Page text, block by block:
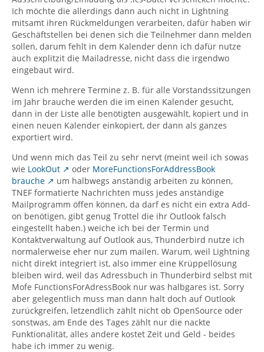
Ich möchte die allerdings dann auch nicht in Lightning
mitsamt ihren Rückmeldungen verarbeiten, dafür haben wir
Geschäftstellen bei denen sich die Teilnehmer dann melden
sollen, darum fehlt in dem Kalender denn ich dafür nutze
auch explitzit die Mailadresse, nicht dass die irgendwo
eingebaut wird.
Wenn ich mehrere Termine z. B. für alle Vorstandssitzungen
im Jahr brauche werden die im einen Kalender gesucht,
dann in der Liste alle benötigten ausgewählt, kopiert und in
einen neuen Kalender einkopiert, der dann als ganzes
exportiert wird.
Und wenn mich das Teil zu sehr nervt (meint weil ich sowas
wie LookOut oder MoreFunctionsForAddressBook
brauche
um halbwegs anständig arbeiten zu können,
TNEF formatierte Nachrichten muss jedes anständige
Mailprogramm öffen können, da darf es nicht ein extra Add-
on benötigen, gibt genug Trottel die ihr Outlook falsch
eingestellt haben.) weiche ich bei der Termin und
Kontaktverwaltung auf Outlook aus, Thunderbird nutze ich
normalerweise eher nur zum mailen. Warum, weil Lightning
nicht direkt integriert ist, also immer eine Krüppellösung
bleiben wird, weil das Adressbuch in Thunderbird selbst mit
Mofe FunctionsForAdressBook nur was halbgares ist. Sorry
aber gelegentlich muss man dann halt doch auf Outlook
zurückgreifen, letzendlich zählt nicht ob OpenSource oder
sonstwas, am Ende des Tages zählt nur die nackte
Funktionalität, alles andere kostet Zeit und Geld - beides
habe ich immer zu wenig.